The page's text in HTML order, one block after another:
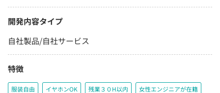
開発内容タイプ
自社製品/自社サービス
特徴
服装自由 イヤホンOK 残業３０H以内 女性エンジニアが在籍